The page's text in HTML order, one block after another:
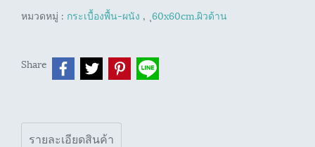
หมวดหมู่ : กระเบื้องพื้น-ผนัง , ุ60x60cm.ผิวด้าน
Share
รายละเอียดสินค้า